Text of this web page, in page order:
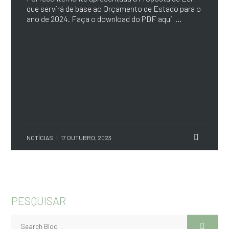
que servirá de base ao Orçamento de Estado para o
ano de 2024. Faça o download do PDF aqui ...
NOTÍCIAS 17 OUTUBRO, 2023
PESQUISAR